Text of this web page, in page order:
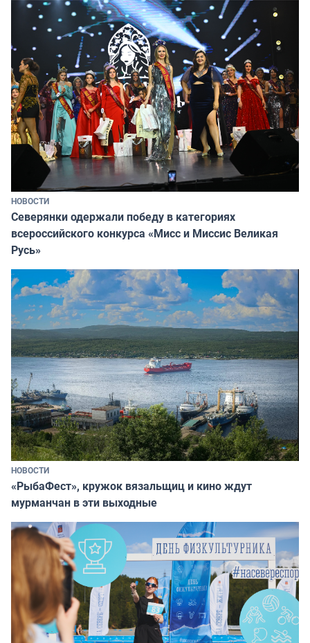
НОВОСТИ
Северянки одержали победу в категориях
всероссийского конкурса «Мисс и Миссис Великая
Русь»
НОВОСТИ
«РыбаФест», кружок вязальщиц и кино ждут
мурманчан в эти выходные